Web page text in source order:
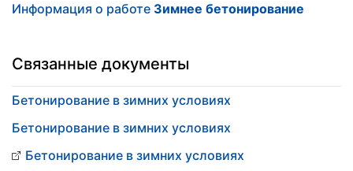
Информация о работе Зимнее бетонирование
Связанные документы
Бетонирование в зимних условиях
Бетонирование в зимних условиях
Бетонирование в зимних условиях